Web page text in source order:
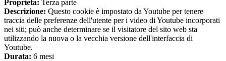
Proprieta: Terza parte
Descrizione: Questo cookie è impostato da Youtube per tenere
traccia delle preferenze dell'utente per i video di Youtube incorporati
nei siti; può anche determinare se il visitatore del sito web sta
utilizzando la nuova o la vecchia versione dell'interfaccia di
Youtube.
Durata: 6 mesi